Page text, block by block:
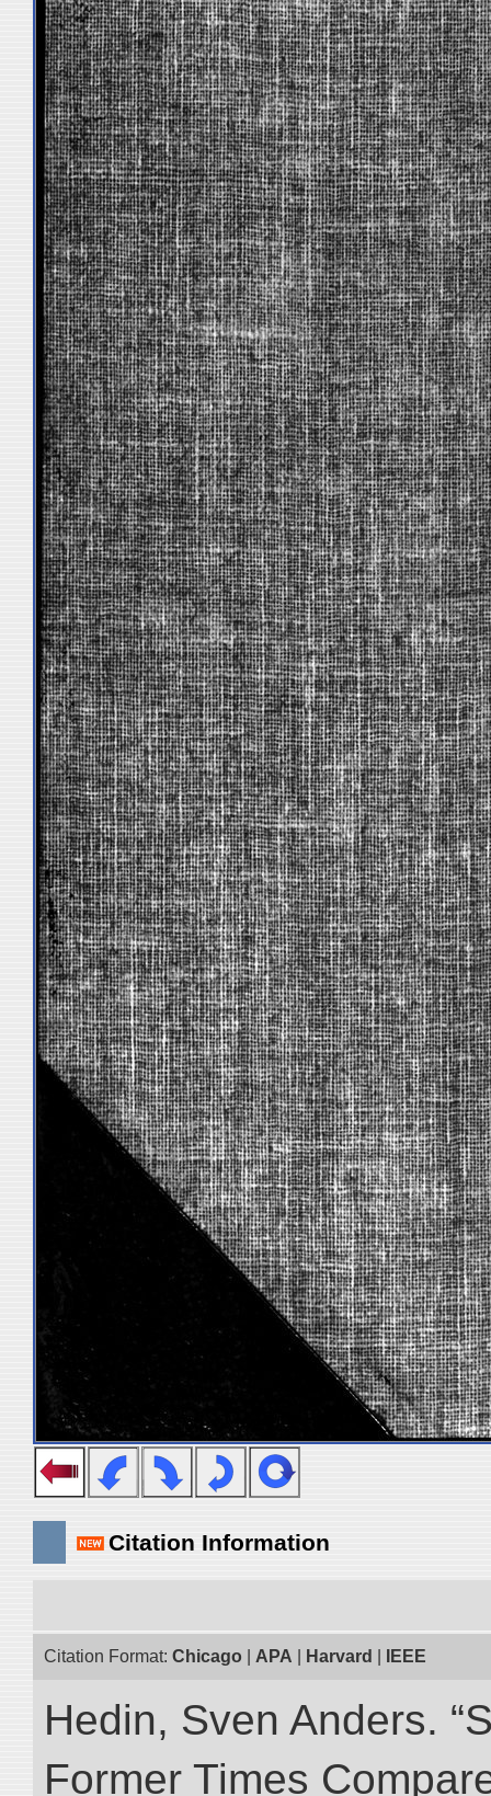
Citation Information
Citation Format: Chicago APA Harvard IEEE
Hedin, Sven Anders.
Former Times